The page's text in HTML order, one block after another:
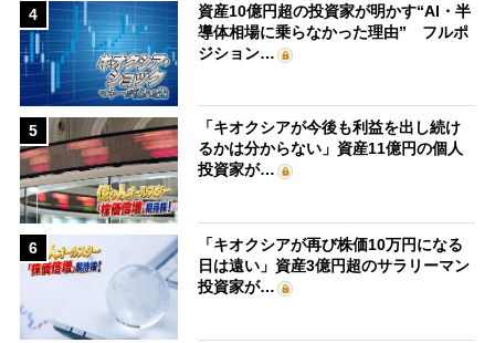
4
資産10億円超の投資家が明かす“AI・半
導体相場に乗らなかった理由” フルポ
ジション…
5
「キオクシアが今後も利益を出し続け
るかは分からない」資産11億円の個人
投資家が…
6
「キオクシアが再び株価10万円になる
日は遠い」資産3億円超のサラリーマン
投資家が…